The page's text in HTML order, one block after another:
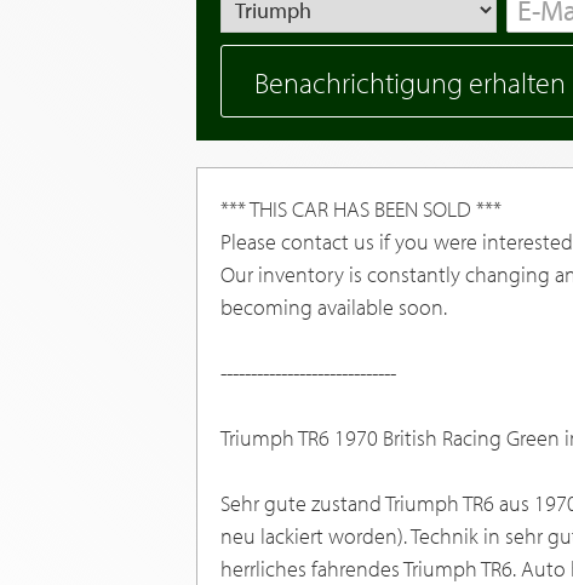
Benachrichtigung erhalten
*** THIS CAR HAS BEEN SOLD ***
Please contact us if you were
Our inventory is constantly changing
becoming available soon.
-----------------------------
Triumph TR6 1970 British Racing
Sehr gute zustand Triumph TR6 aus
neu lackiert worden). Technik in sehr
herrliches fahrendes Triumph TR6.